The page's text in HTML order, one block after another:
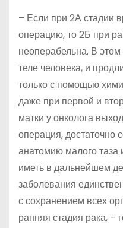
– Если при 2А стадии
операцию, то 2Б при
неоперабельна. В этом
теле человека, и
только с помощью
даже при первой и
матки у онколога
операция, достаточно
анатомию малого
иметь в дальнейшем
заболевания
с сохранением всех
ранняя стадия рака, –